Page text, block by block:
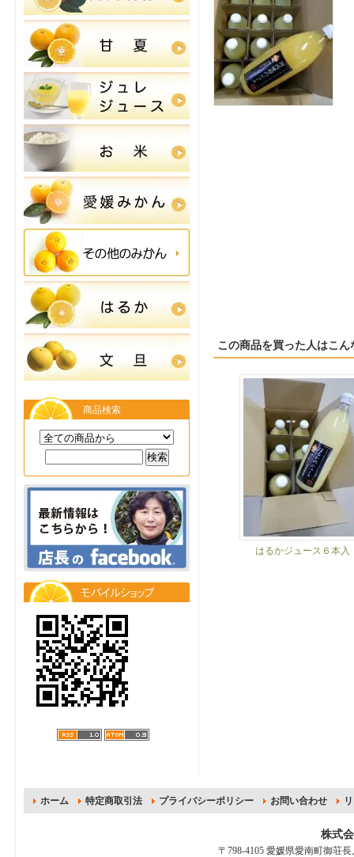
商品検索
この商品を買った人はこ
はるかジュース６本入
ホーム 特定商取引法 プライバシーポリシー お問い合わせ
株式
〒798-4105 愛媛県愛南町御荘長